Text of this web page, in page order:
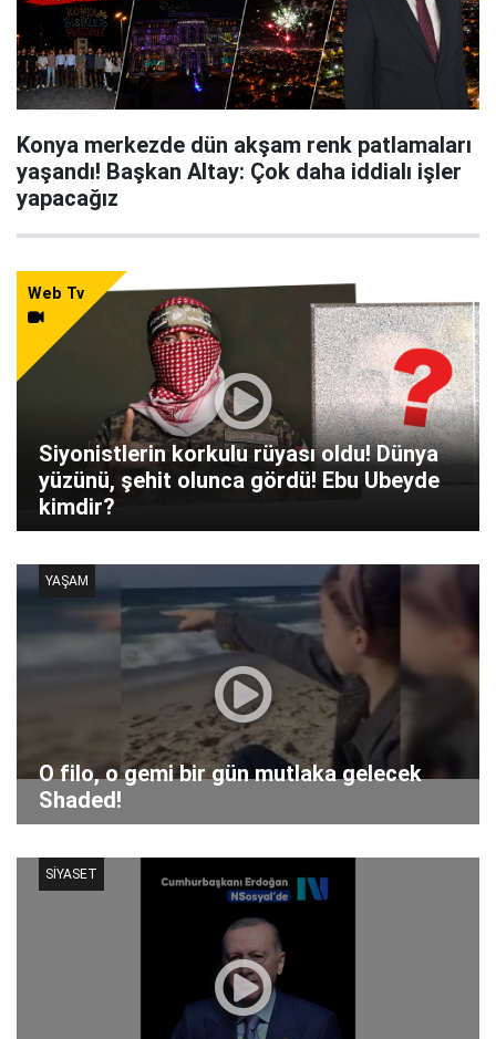
Konya merkezde dün akşam renk patlamaları
yaşandı! Başkan Altay: Çok daha iddialı işler
yapacağız
Web Tv
Siyonistlerin korkulu rüyası oldu! Dünya
yüzünü, şehit olunca gördü! Ebu Ubeyde
kimdir?
O filo, o gemi bir gün mutlaka gelecek
Shaded!
YAŞAM
SİYASET